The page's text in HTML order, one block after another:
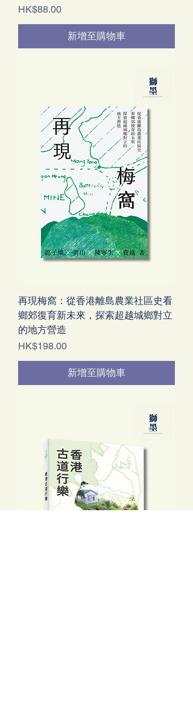
價格
HK$88.00
新增至購物車
再現梅窩：從香港離島農業社區史看
鄉郊復育新未來，探索超越城鄉對立
的地方營造
價格
HK$198.00
新增至購物車